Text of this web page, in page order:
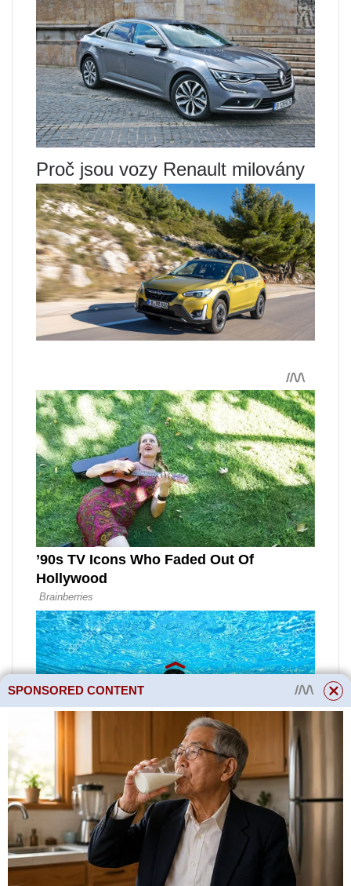
Proč jsou vozy Renault milovány
SPONSORED CONTENT